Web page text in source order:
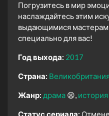
Погрузитесь в мир
наслаждайтесь этим
выдающимися
специально для вас!
Год выхода: 2017
Страна:
Жанр: драма 😫 история